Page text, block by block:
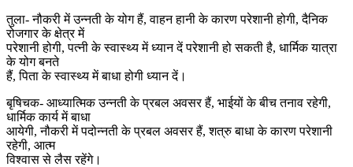
तुला- नौकरी में उन्नती के योग हैं, वाहन हानी के कारण परेशानी होगी, दैनिक
रोजगार के क्षेत्र में
परेशानी होगी, पत्नी के स्वास्थ्य में ध्यान दें परेशानी हो सकती है, धार्मिक यात्रा
के योग बनते
हैं, पिता के स्वास्थ्य में बाधा होगी ध्यान दें।
बृषिचक- आध्यात्मिक उन्नती के प्रबल अवसर हैं, भाईयों के बीच तनाव रहेगी,
धार्मिक कार्य में बाधा
आयेगी, नौकरी में पदोन्नती के प्रबल अवसर हैं, शत्रु बाधा के कारण परेशानी
रहेगी, आत्म
विश्वास से लैस रहेंगे।